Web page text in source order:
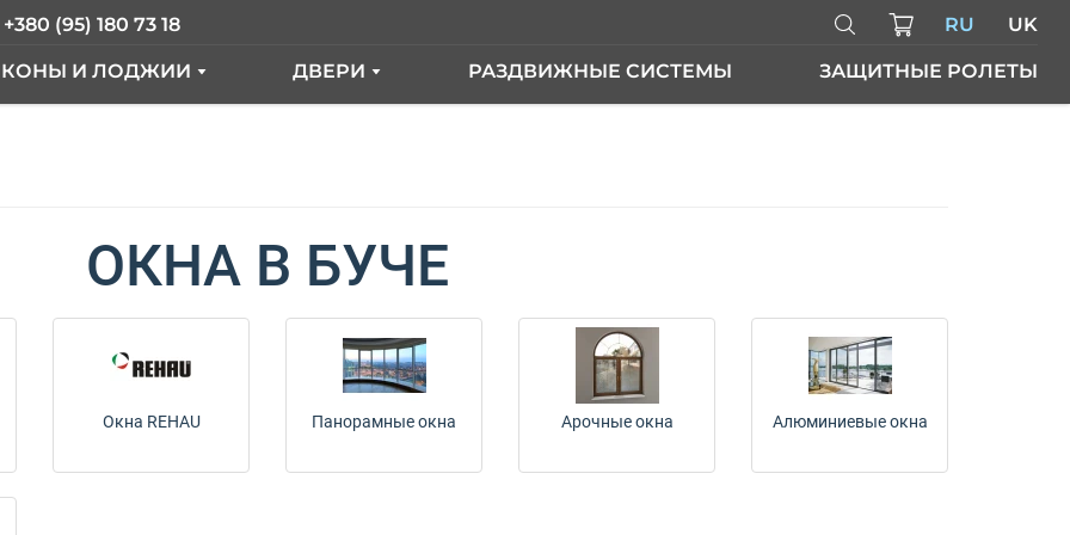
+380 (95) 180 73 18 RU UK
И ЛОДЖИИ
ЛОДЖИИ
БАЛКОН
ДВЕРИ РАЗДВИЖНЫЕ СИСТЕМЫ ЗАЩИТНЫЕ РОЛЕТЫ
ОКНА В БУЧЕ
Окна REHAU Панорамные окна Арочные окна Алюминиевые окна